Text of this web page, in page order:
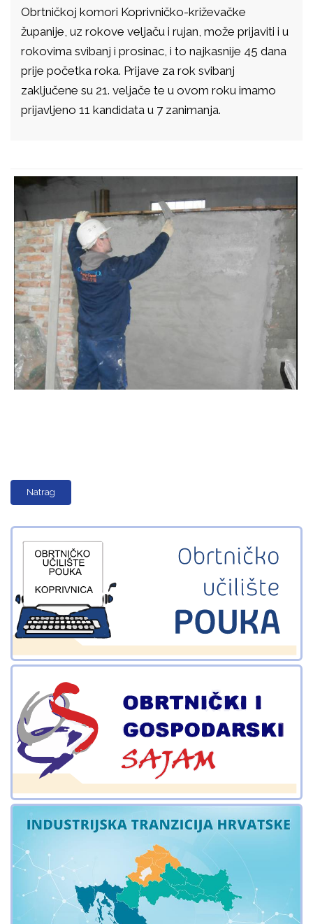
Obrtničkoj komori Koprivničko-križevačke
županije, uz rokove veljaču i rujan, može prijaviti i u
rokovima svibanj i prosinac, i to najkasnije 45 dana
prije početka roka. Prijave za rok svibanj
zaključene su 21. veljače te u ovom roku imamo
prijavljeno 11 kandidata u 7 zanimanja.
Natrag